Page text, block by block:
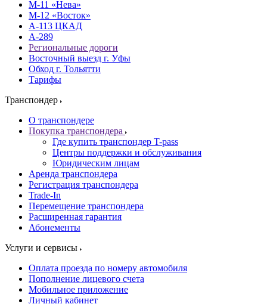
М-11 «Нева»
М-12 «Восток»
А-113 ЦКАД
А-289
Региональные дороги
Восточный выезд г. Уфы
Обход г. Тольятти
Тарифы
Транспондер
О транспондере
Покупка транспондера
Где купить транспондер T-pass
Центры поддержки и обслуживания
Юридическим лицам
Аренда транспондера
Регистрация транспондера
Trade-In
Перемещение транспондера
Расширенная гарантия
Абонементы
Услуги и сервисы
Оплата проезда по номеру автомобиля
Пополнение лицевого счета
Мобильное приложение
Личный кабинет